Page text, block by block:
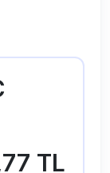
TL